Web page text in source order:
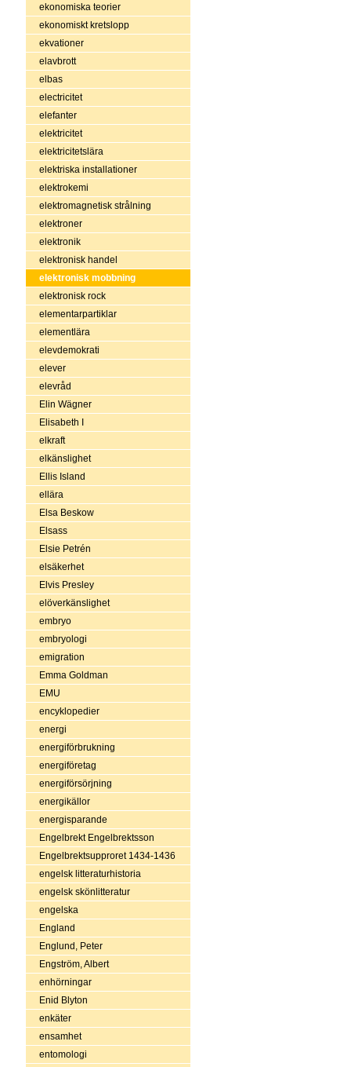
ekonomiska teorier
ekonomiskt kretslopp
ekvationer
elavbrott
elbas
electricitet
elefanter
elektricitet
elektricitetslära
elektriska installationer
elektrokemi
elektromagnetisk strålning
elektroner
elektronik
elektronisk handel
elektronisk mobbning
elektronisk rock
elementarpartiklar
elementlära
elevdemokrati
elever
elevråd
Elin Wägner
Elisabeth I
elkraft
elkänslighet
Ellis Island
ellära
Elsa Beskow
Elsass
Elsie Petrén
elsäkerhet
Elvis Presley
elöverkänslighet
embryo
embryologi
emigration
Emma Goldman
EMU
encyklopedier
energi
energiförbrukning
energiföretag
energiförsörjning
energikällor
energisparande
Engelbrekt Engelbrektsson
Engelbrektsupproret 1434-1436
engelsk litteraturhistoria
engelsk skönlitteratur
engelska
England
Englund, Peter
Engström, Albert
enhörningar
Enid Blyton
enkäter
ensamhet
entomologi